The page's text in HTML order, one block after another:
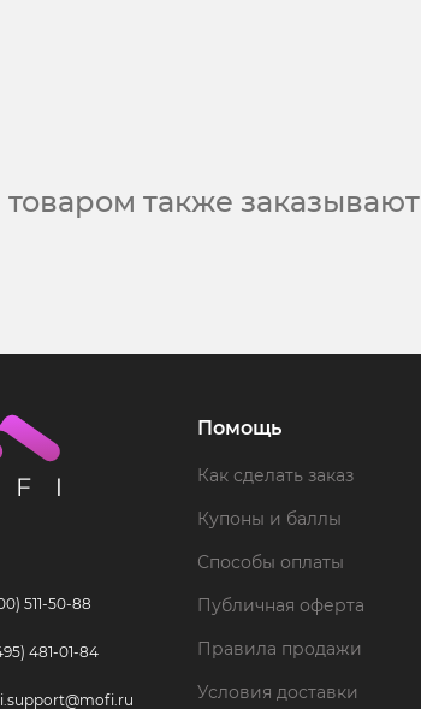
также заказывают
511-50-88
481-01-84
Помощь
Как сделать заказ
Купоны и баллы
Способы оплаты
Публичная оферта
Правила продажи
Условия доставки